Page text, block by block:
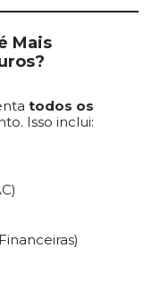
Mais
todos os
Isso inclui: